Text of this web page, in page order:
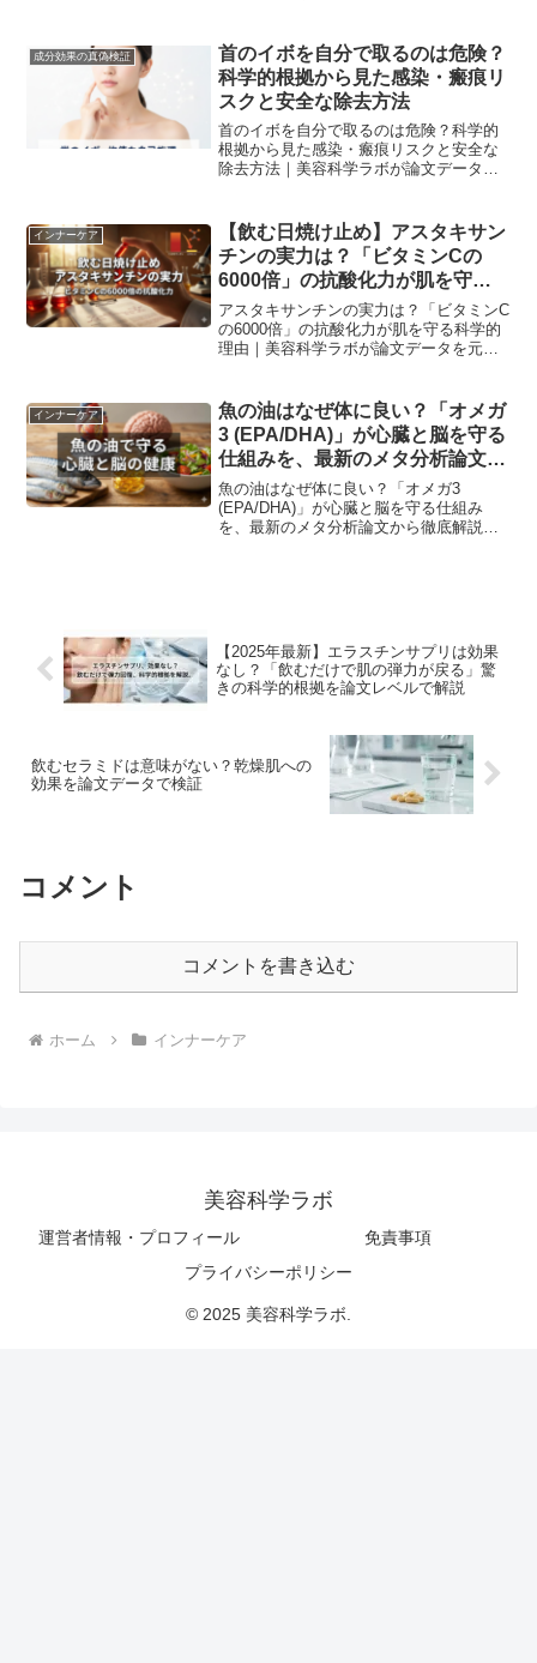
成分効果の真偽検証
首のイボを自分で取るのは危険？
科学的根拠から見た感染・瘢痕リ
スクと安全な除去方法
首のイボを自分で取るのは危険？科学的
根拠から見た感染・瘢痕リスクと安全な
除去方法｜美容科学ラボが論文データを
インナーケア
【飲む日焼け止め】アスタキサン
チンの実力は？「ビタミンCの
6000倍」の抗酸化力が肌を守る
科学的理由
アスタキサンチンの実力は？「ビタミンC
の6000倍」の抗酸化力が肌を守る科学的
理由｜美容科学ラボが論文データを元に
インナーケア
魚の油はなぜ体に良い？「オメガ
3 (EPA/DHA)」が心臓と脳を守る
仕組みを、最新のメタ分析論文か
ら徹底解説
魚の油はなぜ体に良い？「オメガ3
(EPA/DHA)」が心臓と脳を守る仕組み
を、最新のメタ分析論文から徹底解説｜
【2025年最新】エラスチンサプリは効果
なし？「飲むだけで肌の弾力が戻る」驚
きの科学的根拠を論文レベルで解説
飲むセラミドは意味がない？乾燥肌への
効果を論文データで検証
コメント
コメントを書き込む
ホーム インナーケア
美容科学ラボ
運営者情報・プロフィール
免責事項
プライバシーポリシー
© 2025 美容科学ラボ.